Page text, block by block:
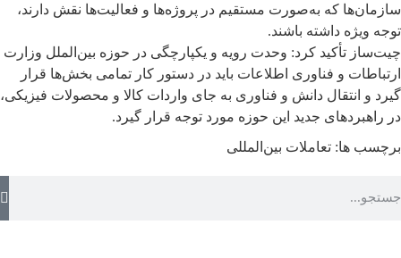
سازمان‌ها که به‌صورت مستقیم در پروژه‌ها و فعالیت‌ها نقش دارند،
توجه ویژه داشته باشند.
چیت‌ساز تأکید کرد: وحدت رویه و یکپارچگی در حوزه بین‌الملل وزارت
ارتباطات و فناوری اطلاعات باید در دستور کار تمامی بخش‌ها قرار
گیرد و انتقال دانش و فناوری به جای واردات کالا و محصولات فیزیکی،
در راهبردهای جدید این حوزه مورد توجه قرار گیرد.
برچسب ها: تعاملات بین‌المللی